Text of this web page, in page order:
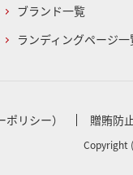
ブランド一覧
ランディングページ一
リシー） 贈賄防
Copyright